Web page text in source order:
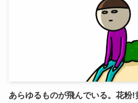
あらゆるものが飛んでいる。花粉